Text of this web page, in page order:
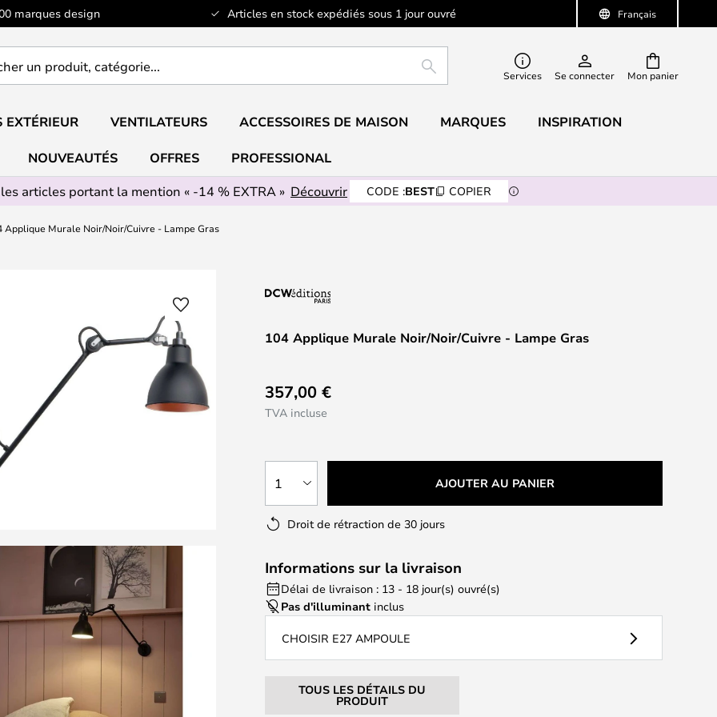
Français
marques design Articles en stock expédiés sous 1 jour ouvré
Mon panier
RECHERCHERServices Se connecter
EXTÉRIEUR VENTILATEURS ACCESSOIRES DE MAISON MARQUES INSPIRATION
NOUVEAUTÉS OFFRES
PROFESSIONAL
articles portant la mention « -14 % EXTRA » Découvrir CODE :BEST COPIER
Applique Murale Noir/Noir/Cuivre - Lampe Gras
104 Applique Murale Noir/Noir/Cuivre - Lampe Gras
357,00 €
TVA incluse
1 AJOUTER AU PANIER
Droit de rétraction de 30 jours
Informations sur la livraison
Délai de livraison : 13 - 18 jour(s) ouvré(s)
Pas d'illuminant inclus
CHOISIR E27 AMPOULE
TOUS LES DÉTAILS DU
PRODUIT